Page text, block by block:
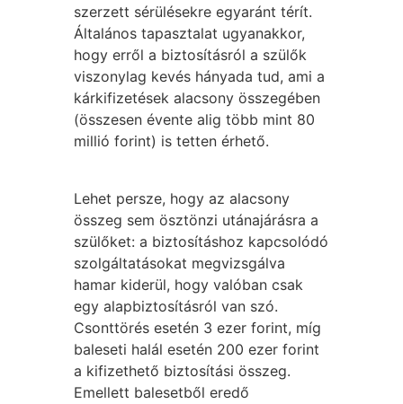
szerzett sérülésekre egyaránt térít.
Általános tapasztalat ugyanakkor,
hogy erről a biztosításról a szülők
viszonylag kevés hányada tud, ami a
kárkifizetések alacsony összegében
(összesen évente alig több mint 80
millió forint) is tetten érhető.
Lehet persze, hogy az alacsony
összeg sem ösztönzi utánajárásra a
szülőket: a biztosításhoz kapcsolódó
szolgáltatásokat megvizsgálva
hamar kiderül, hogy valóban csak
egy alapbiztosításról van szó.
Csonttörés esetén 3 ezer forint, míg
baleseti halál esetén 200 ezer forint
a kifizethető biztosítási összeg.
Emellett balesetből eredő